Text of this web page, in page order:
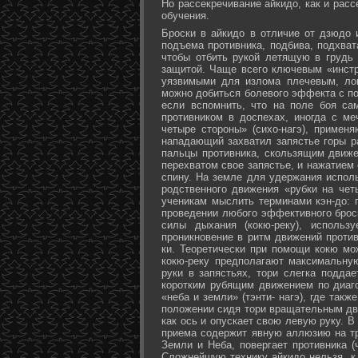
Но рассекречивание айкидо, как и
обучения.
Броски в айкидо в отличие от
подъема противника, подбива,
чтобы отбить рукой летящую в
защитой. Чаще всего ключевым
уязвимыми для излома плечевым,
можно добиться болевого эффекта с
если вспомнить, что на поле боя
противником в доспехах, иногда с
четыре стороны» (сихо-нагэ),
нападающий захватил запястье горы
пальцы противника, скользящим
перехватом свое запястье, и
спину. На земле для удержания
родственного движения «рубки на
ученикам мыслить терминами кэн-
проведении любого эффективного
силы дыхания (кокю-реку),
проникновение в ритм движений
ки. Теоретически при помощи кокю
кокю-реку предполагают
руки в запястьях, тори слегка
коротким рубящим движением по
«неба и земли» (тэнти- нагэ), где
положении сидя тори вращательным
как ось и опускает свою левую руку.
приема содержит явную аллюзию на
Земли и Неба, повергает противника